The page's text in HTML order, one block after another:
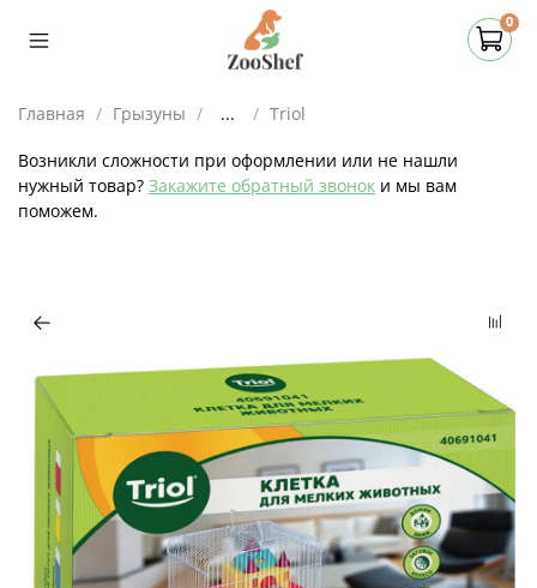
0
Главная Грызуны ... Triol
Возникли сложности при оформлении или не нашли
нужный товар? Закажите обратный звонок и мы вам
поможем.